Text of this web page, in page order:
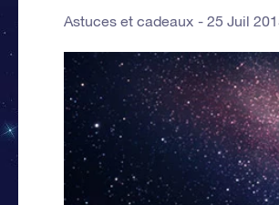
Astuces et cadeaux 25 Juil